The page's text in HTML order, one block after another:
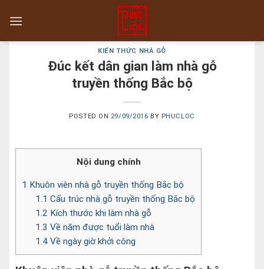
KIẾN THỨC NHÀ GỖ
Đúc kết dân gian làm nhà gỗ
truyền thống Bắc bộ
POSTED ON 29/09/2016 BY PHUCLOC
Nội dung chính
1 Khuôn viên nhà gỗ truyền thống Bắc bộ
1.1 Cấu trúc nhà gỗ truyền thống Bắc bộ
1.2 Kích thước khi làm nhà gỗ
1.3 Về năm được tuổi làm nhà
1.4Về ngày giờ khởi công